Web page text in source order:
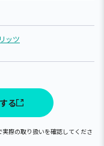
ッツ
る
際の取り扱いを確認してくださ